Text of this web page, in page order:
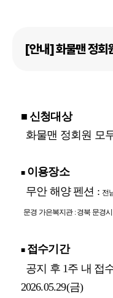
■ 신청대상
화물맨 정회원 모
■이용장소
무안 해양 펜션 : 전
문경 가은복지관 :경북 문경
■접수기간
공지 후 1주 내 접
2026.05.29(금)